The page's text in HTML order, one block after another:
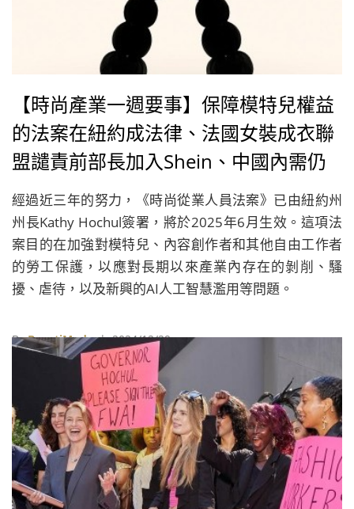
【時尚產業一週要事】保障模特兒權益
的法案在紐約成法律、法國女裝成衣聯
盟譴責前部長加入Shein、中國內需仍
疲軟、Moncler連續六年入選道瓊永續
指數
經過近三年的努力，《時尚從業人員法案》已由紐約州
州長Kathy Hochul簽署，將於2025年6月生效。這項法
案目的在加強對模特兒、內容創作者和其他自由工作者
的勞工保護，以應對長期以來產業內存在的剝削、騷
擾、虐待，以及新興的AI人工智慧濫用等問題。
ByBeautiMode| 2024/12/29